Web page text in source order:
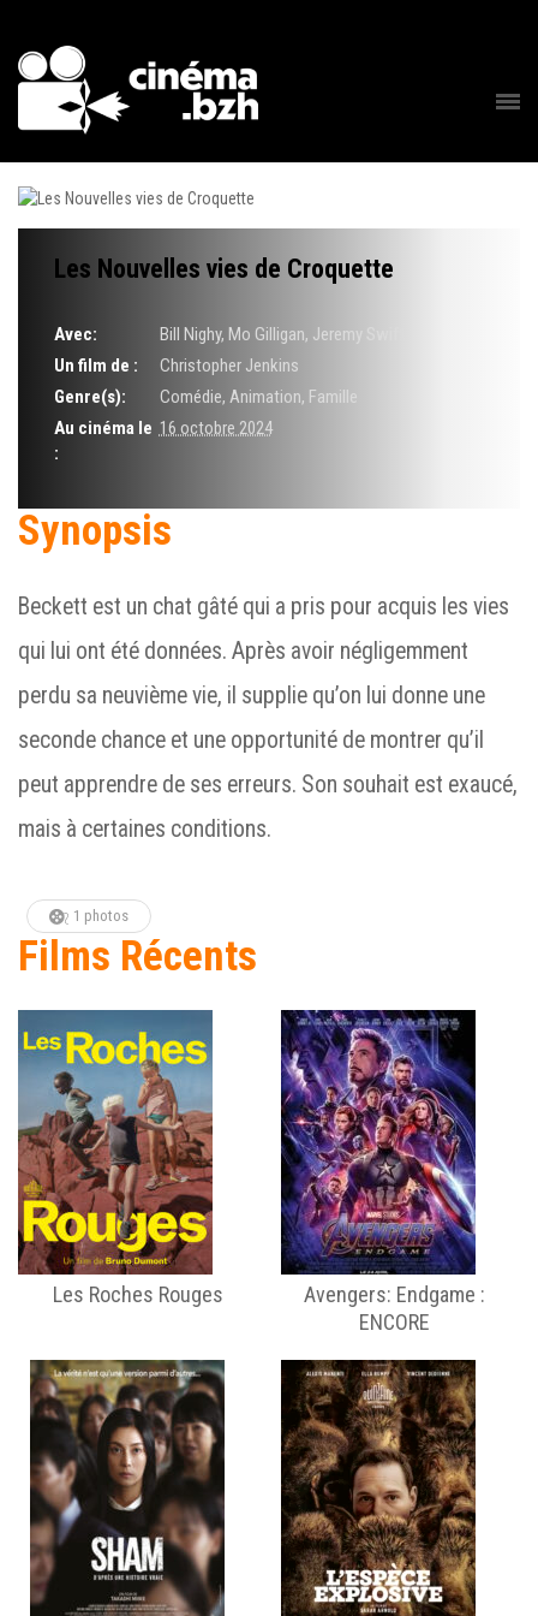
Les Nouvelles vies de Croquette
Avec:
Bill Nighy, Mo Gilligan, Jeremy Swift
Un film de :
Christopher Jenkins
Genre(s):
Comédie, Animation, Famille
Au cinéma le
:
16 octobre 2024
Synopsis
Beckett est un chat gâté qui a pris pour acquis les vies
qui lui ont été données. Après avoir négligemment
perdu sa neuvième vie, il supplie qu’on lui donne une
seconde chance et une opportunité de montrer qu’il
peut apprendre de ses erreurs. Son souhait est exaucé,
mais à certaines conditions.
1 photos
Films Récents
Les Roches Rouges
Avengers: Endgame :
ENCORE